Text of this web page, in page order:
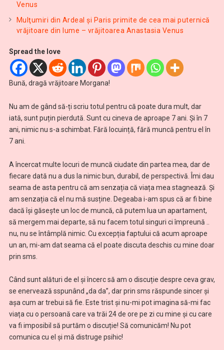
Venus
Mulţumiri din Ardeal și Paris primite de cea mai puternică
vrăjitoare din lume – vrăjitoarea Anastasia Venus
Spread the love
Bună, dragă vrăjitoare Morgana!
Nu am de gând să-ți scriu totul pentru că poate dura mult, dar
iată, sunt puțin pierdută. Sunt cu cineva de aproape 7 ani. Și în 7
ani, nimic nu s-a schimbat. Fără locuință, fără muncă pentru el în
7 ani.
A încercat multe locuri de muncă ciudate din partea mea, dar de
fiecare dată nu a dus la nimic bun, durabil, de perspectivă. Îmi dau
seama de asta pentru că am senzația că viața mea stagnează. Și
am senzația că el nu mă susține. Degeaba i-am spus că ar fi bine
dacă își găsește un loc de muncă, că putem lua un apartament,
să mergem mai departe, să nu facem totul singuri ci împreună ..
nu, nu se întâmplă nimic. Cu excepția faptului că acum aproape
un an, mi-am dat seama că el poate discuta deschis cu mine doar
prin sms.
Când sunt alături de el și încerc să am o discuție despre ceva grav,
se enervează sspunând „da da”, dar prin sms răspunde sincer și
așa cum ar trebui să fie. Este trist și nu-mi pot imagina să-mi fac
viața cu o persoană care va trăi 24 de ore pe zi cu mine și cu care
va fi imposibil să purtăm o discuție! Să comunicăm! Nu pot
comunica cu el și mă distruge psihic!